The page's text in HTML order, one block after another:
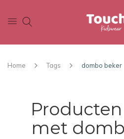
Home Tags
dombo beker
met